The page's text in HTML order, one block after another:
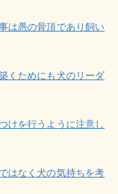
は愚の骨頂であり飼い
くためにも犬のリーダ
けを行うように注意し
はなく犬の気持ちを考